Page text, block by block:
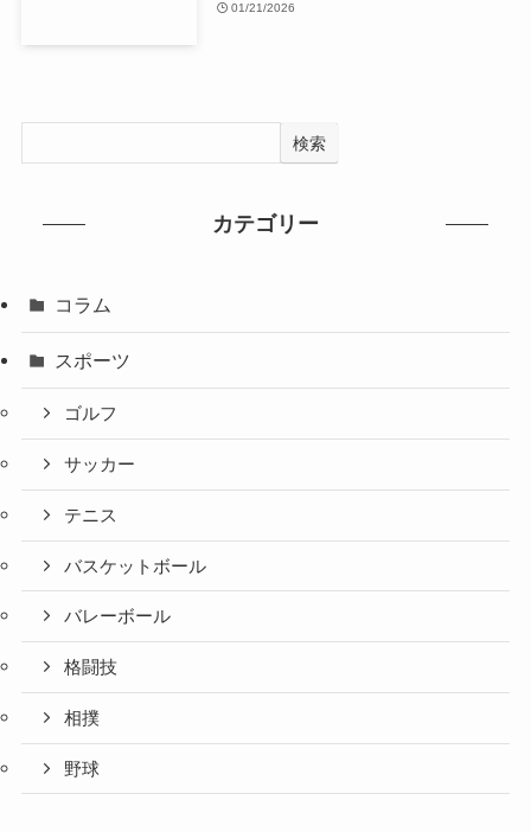
01/21/2026
検索
カテゴリー
コラム
スポーツ
ゴルフ
サッカー
テニス
バスケットボール
バレーボール
格闘技
相撲
野球